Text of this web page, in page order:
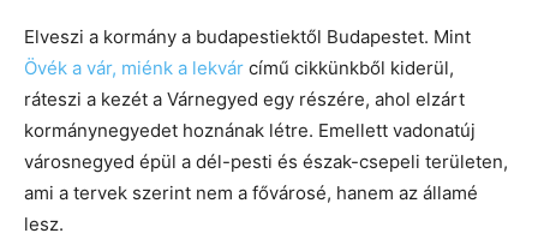
Elveszi a kormány a budapestiektől Budapestet. Mint
Övék a vár, miénk a lekvár című cikkünkből kiderül,
ráteszi a kezét a Várnegyed egy részére, ahol elzárt
kormánynegyedet hoznának létre. Emellett vadonatúj
városnegyed épül a dél-pesti és észak-csepeli területen,
ami a tervek szerint nem a fővárosé, hanem az államé
lesz.